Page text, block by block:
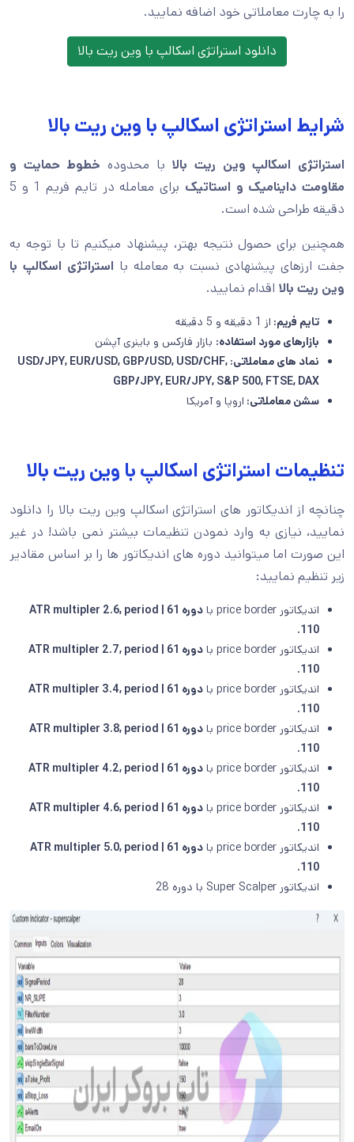
را به چارت معاملاتی خود اضافه نمایید.
دانلود استراتژی اسکالپ با وین ریت بالا
شرایط استراتژی اسکالپ با وین ریت بالا
استراتژی اسکالپ وین ریت بالا با محدوده خطوط حمایت و
مقاومت داینامیک و استاتیک
برای معامله در تایم فریم 1 و 5
دقیقه طراحی شده است.
همچنین برای حصول نتیجه بهتر، پیشنهاد میکنیم تا با توجه به
جفت ارزهای پیشنهادی نسبت به معامله با استراتژی اسکالپ با
وین ریت بالا اقدام نمایید.
تایم فریم: از 1 دقیقه و 5 دقیقه
بازارهای مورد استفاده: بازار فارکس و باینری آپشن
نماد های معاملاتی: USD/JPY, EUR/USD, GBP/USD, USD/CHF,
GBP/JPY, EUR/JPY, S&P 500, FTSE, DAX
سشن معاملاتی: اروپا و آمریکا
تنظیمات استراتژی اسکالپ با وین ریت بالا
چنانچه از اندیکاتور های استراتژی اسکالپ وین ریت بالا را دانلود
نمایید، نیازی به وارد نمودن تنظیمات بیشتر نمی باشد! در غیر
این صورت اما میتوانید دوره های اندیکاتور ها را بر اساس مقادیر
زیر تنظیم نمایید:
اندیکاتور price border با
دوره 61 | ATR multipler 2.6, period
110.
اندیکاتور price border با
دوره 61 | ATR multipler 2.7, period
110.
اندیکاتور price border با
دوره 61 | ATR multipler 3.4, period
110.
اندیکاتور price border با
دوره 61 | ATR multipler 3.8, period
110.
اندیکاتور price border با
دوره 61 | ATR multipler 4.2, period
110.
اندیکاتور price border با
دوره 61 | ATR multipler 4.6, period
110.
اندیکاتور price border با
دوره 61 | ATR multipler 5.0, period
110.
اندیکاتور Super Scalper با دوره 28